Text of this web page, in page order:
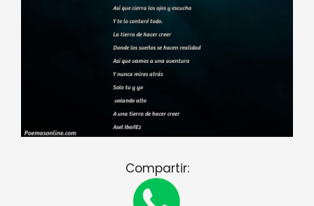
Compartir: